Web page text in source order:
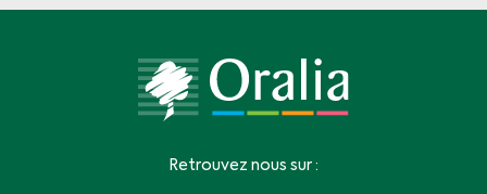
Retrouvez nous sur :